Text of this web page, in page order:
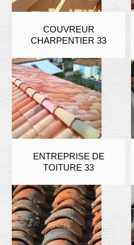
COUVREUR
CHARPENTIER 33
ENTREPRISE DE
TOITURE 33